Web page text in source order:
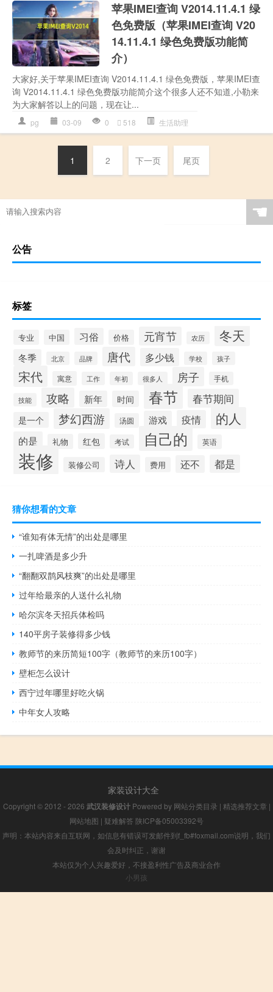
苹果IMEI查询 V2014.11.4.1 绿
色免费版（苹果IMEI查询 V20
14.11.4.1 绿色免费版功能简
介）
大家好,关于苹果IMEI查询 V2014.11.4.1 绿色免费版，苹果IMEI查
询 V2014.11.4.1 绿色免费版功能简介这个很多人还不知道,小勒来
为大家解答以上的问题，现在让...
pg 03-09 0 518 生活助理
1 2 下一页 尾页
☚
公告
标签
专业 中国 习俗 价格 元宵节 农历 冬天
冬季 北京 品牌 唐代 多少钱 学校 孩子
宋代 寓意 工作 年初 很多人 房子 手机
技能 攻略 新年 时间 春节 春节期间
是一个 梦幻西游 汤圆 游戏 疫情 的人
的是 礼物 红包 考试 自己的 英语
装修 装修公司 诗人 费用 还不 都是
猜你想看的文章
“谁知有体无情”的出处是哪里
一扎啤酒是多少升
“翻翻双鹊风枝爽”的出处是哪里
过年给最亲的人送什么礼物
哈尔滨冬天招兵体检吗
140平房子装修得多少钱
教师节的来历简短100字（教师节的来历100字）
壁柜怎么设计
西宁过年哪里好吃火锅
中年女人攻略
家装设计大全
Copyright © 2012 - 2026 武汉装修设计Powered by 网站分类目录 | 精选推荐文章 |
网站地图 | 疑难解答 陕ICP备05003392号
声明：本站内容来自互联网，如信息有错误可发邮件到f_fb#foxmail.com说明，我们
会及时纠正，谢谢
本站仅为个人兴趣爱好，不接盈利性广告及商业合作
小男孩